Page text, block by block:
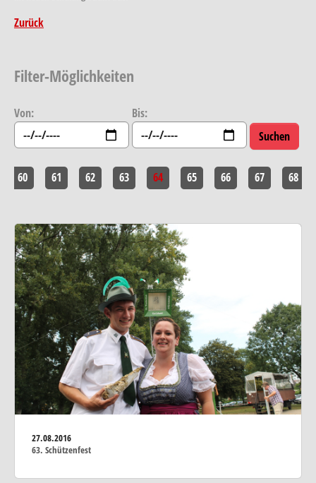
Zurück
Filter-Möglichkeiten
Von: Bis:
60 61 62 63 64 65 66 67 68
27.08.2016
63. Schützenfest